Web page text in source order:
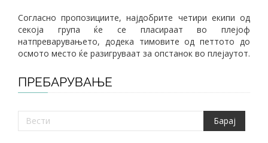
Согласно пропозициите, најдобрите четири екипи од
секоја група ќе се пласираат во плејоф
натпреварувањето, додека тимовите од петтото до
осмото место ќе разигруваат за опстанок во плејаутот.
ПРЕБАРУВАЊЕ